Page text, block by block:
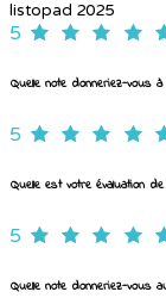
listopad 2025
5
Quelle note donneriez-vous
5
Quelle est votre évaluation
5
Quelle note donneriez-vous